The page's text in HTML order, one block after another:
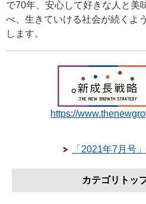
で70年、安心して好きな人と美
べ、生きていける社会が続くよ
します。
https://
「2021年7月号
カテゴリトッ